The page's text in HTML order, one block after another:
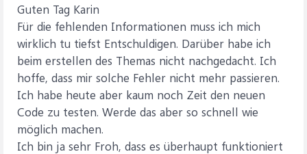
.Cells(lngLetzte + 1,
                    .Cells(lngLetzte, 1) = strName
                End If
            End With
        End If
    Next shaShape
    Application.ScreenUpdating = True
End Sub
Guten Tag Karin
Für die fehlenden Informationen muss ich mich
wirklich tu tiefst Entschuldigen. Darüber habe ich
beim erstellen des Themas nicht nachgedacht. Ich
hoffe, dass mir solche Fehler nicht mehr passieren.
Ich habe heute aber kaum noch Zeit den neuen
Code zu testen. Werde das aber so schnell wie
möglich machen.
Ich bin ja sehr Froh, dass es überhaupt funktioniert